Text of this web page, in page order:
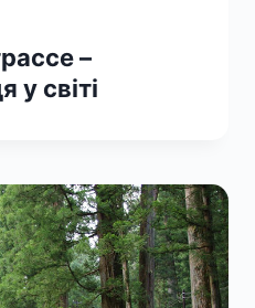
–
у світі